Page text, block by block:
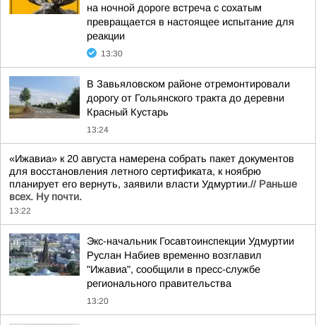
на ночной дороге встреча с сохатым
превращается в настоящее испытание для
реакции
13:30
В Завьяловском районе отремонтировали
дорогу от Гольянского тракта до деревни
Красный Кустарь
13:24
«Ижавиа» к 20 августа намерена собрать пакет документов
для восстановления летного сертификата, к ноябрю
планирует его вернуть, заявили власти Удмуртии.// Раньше
всех. Ну почти.
13:22
Экс-начальник Госавтоинспекции Удмуртии
Руслан Набиев временно возглавил
"Ижавиа", сообщили в пресс-службе
регионального правительства
13:20